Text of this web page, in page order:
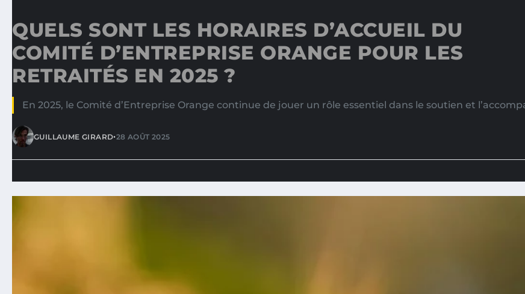
QUELS SONT LES HORAIRES D’ACCUEIL DU
COMITÉ D’ENTREPRISE ORANGE POUR LES
RETRAITÉS EN 2025 ?
En 2025, le Comité d’Entreprise Orange continue de jouer un rôle essentiel dans le soutien et
GUILLAUME GIRARD•28 AOÛT 2025